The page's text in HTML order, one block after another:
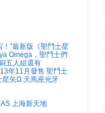
！”最新版《聖鬥士星
Omega，聖鬥士們
五人組還有
年11月發售 聖鬥士
星矢Ω 天馬座光牙
上海新天地